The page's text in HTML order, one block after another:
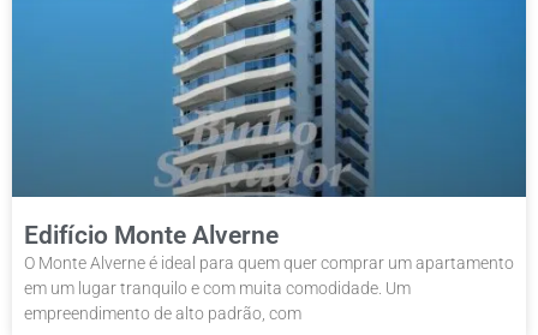
Edifício Monte Alverne
O Monte Alverne é ideal para quem quer comprar um apartamento
em um lugar tranquilo e com muita comodidade. Um
empreendimento de alto padrão, com